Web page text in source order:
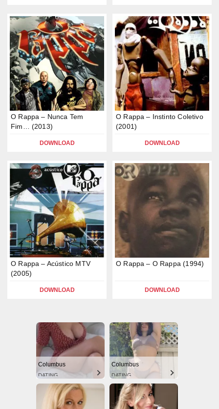
O Rappa – Nunca Tem
Fim… (2013)
DOWNLOAD
O Rappa – Instinto Coletivo
(2001)
DOWNLOAD
O Rappa – Acústico MTV
(2005)
DOWNLOAD
O Rappa – O Rappa (1994)
DOWNLOAD
Columbus
DATING
Columbus
DATING